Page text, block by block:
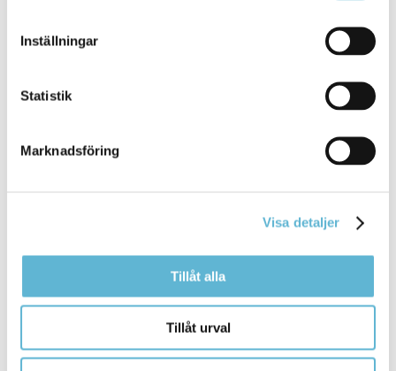
Inställningar
Statistik
Marknadsföring
Visa detaljer
Tillåt alla
Tillåt urval
8 May 2024
i ett mysigt hörn av Gualövs skola finns våra
kompisar ... planerar och organiserar tillsammans
medfritidshemspersonalen
. Vi samarbetar med
kontaktperson
29 June 2022